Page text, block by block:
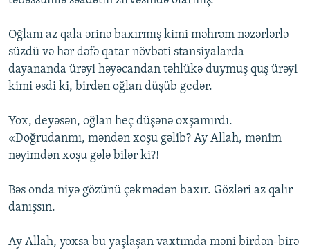
Oğlanı az qala ərinə baxırmış kimi məhrəm nəzərlərlə
süzdü və hər dəfə qatar növbəti stansiyalarda
dayananda ürəyi həyəcandan təhlükə duymuş quş ürəyi
kimi əsdi ki, birdən oğlan düşüb gedər.
Yox, deyəsən, oğlan heç düşənə oxşamırdı.
«Doğrudanmı, məndən xoşu gəlib? Ay Allah, mənim
nəyimdən xoşu gələ bilər ki?!
Bəs onda niyə gözünü çəkmədən baxır. Gözləri az qalır
danışsın.
Ay Allah, yoxsa bu yaşlaşan vaxtımda məni birdən-birə